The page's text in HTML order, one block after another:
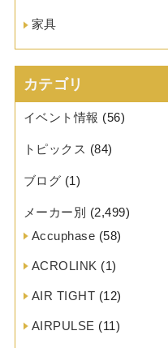
家具
カテゴリ
イベント情報 (56)
トピックス (84)
ブログ (1)
メーカー別 (2,499)
Accuphase (58)
ACROLINK (1)
AIR TIGHT (12)
AIRPULSE (11)